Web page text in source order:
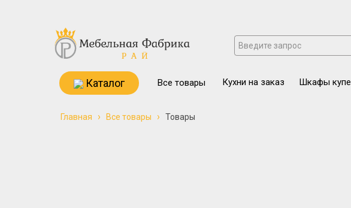
Кухни на заказ
Шкафы купе
Все товары
Каталог
Главная › Все товары › Товары